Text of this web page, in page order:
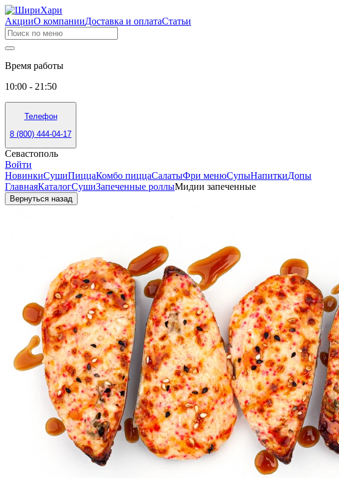
АкцииО компанииДоставка и оплатаСтатьи
Время работы
10:00 - 21:50
Телефон
8 (800) 444-04-17
Севастополь
Войти
НовинкиСушиПиццаКомбо пиццаСалатыФри менюСупыНапиткиДопы
ГлавнаяКаталогСушиЗапеченные роллыМидии запеченные
Вернуться назад